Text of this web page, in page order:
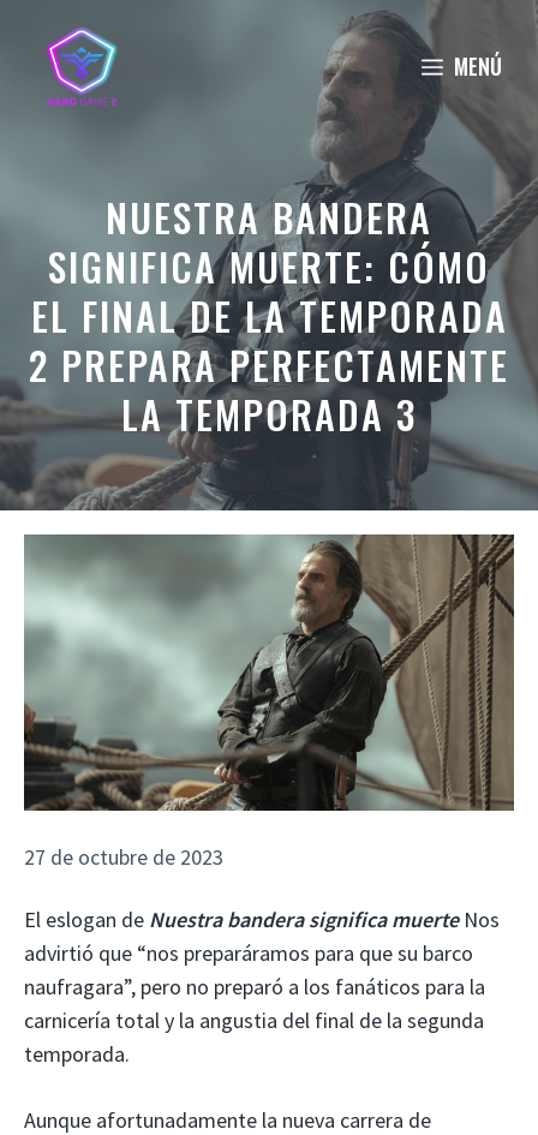
contenido
MENÚ
NUESTRA BANDERA
SIGNIFICA MUERTE: CÓMO
EL FINAL DE LA TEMPORADA
2 PREPARA PERFECTAMENTE
LA TEMPORADA 3
27 de octubre de 2023
El eslogan de Nuestra bandera significa muerteNos
advirtió que “nos preparáramos para que su barco
naufragara”, pero no preparó a los fanáticos para la
carnicería total y la angustia del final de la segunda
temporada.
Aunque afortunadamente la nueva carrera de